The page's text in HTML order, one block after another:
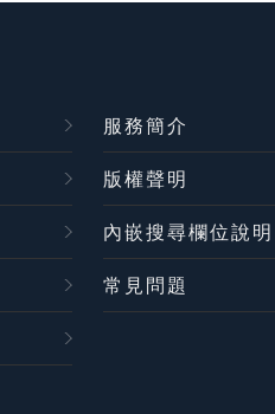
服務簡介
版權聲明
內嵌搜尋欄位說明
常見問題